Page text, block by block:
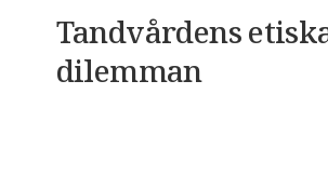
Tandvårdens
dilemman